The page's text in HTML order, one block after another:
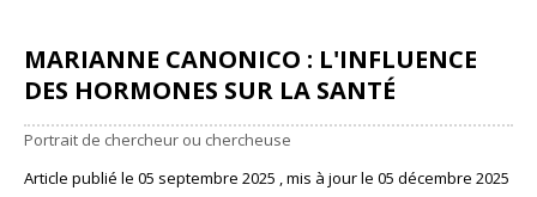
MARIANNE CANONICO : L'INFLUENCE
DES HORMONES SUR LA SANTÉ
Portrait de chercheur ou chercheuse
Article publié le 05 septembre 2025 , mis à jour le 05 décembre 2025